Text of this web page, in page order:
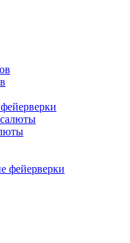
фейерверки